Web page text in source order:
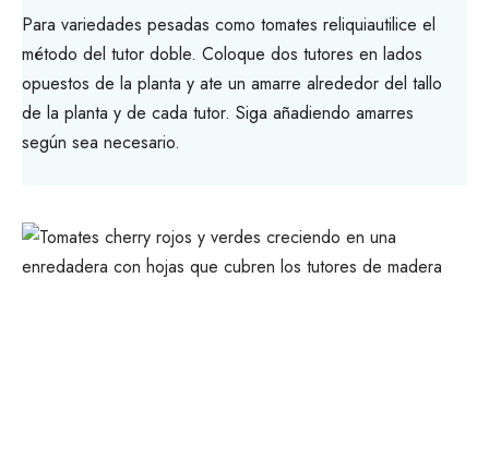
Para variedades pesadas como tomates reliquiautilice el
método del tutor doble. Coloque dos tutores en lados
opuestos de la planta y ate un amarre alrededor del tallo
de la planta y de cada tutor. Siga añadiendo amarres
según sea necesario.